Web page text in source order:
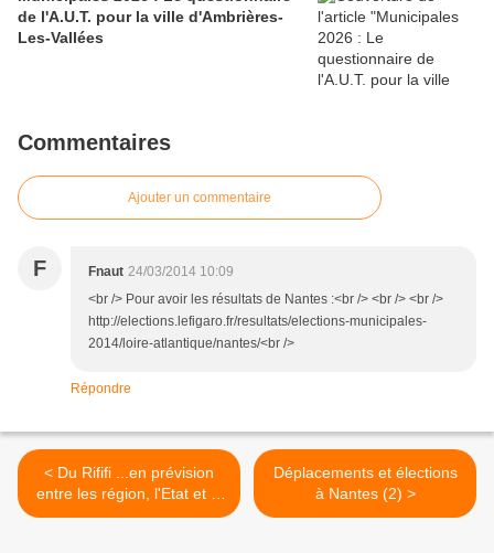
de l'A.U.T. pour la ville d'Ambrières-
Les-Vallées
Commentaires
Ajouter un commentaire
F Fnaut 24/03/2014 10:09
<br /> Pour avoir les résultats de Nantes :<br /> <br /> <br />
http://elections.lefigaro.fr/resultats/elections-municipales-
2014/loire-atlantique/nantes/<br />
Répondre
< Du Rififi ...en prévision
entre les région, l'Etat et la
SNCF
Déplacements et élections
à Nantes (2) >